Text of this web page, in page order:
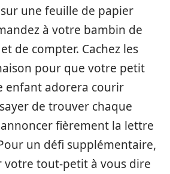
une feuille de papier
à votre bambin de
de compter. Cachez les
pour que votre petit
enfant adorera courir
de trouver chaque
fièrement la lettre
un défi supplémentaire,
votre tout-petit à vous dire